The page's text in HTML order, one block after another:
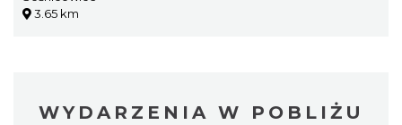
3.65 km
WYDARZENIA W POBLIŻU